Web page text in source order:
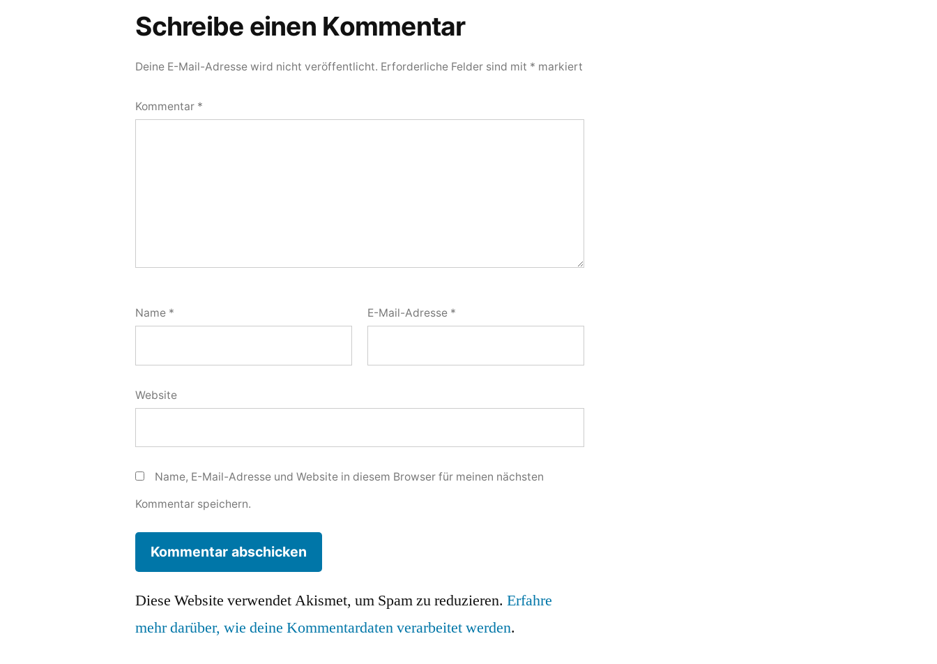
Schreibe einen Kommentar
Deine E-Mail-Adresse wird nicht veröffentlicht. Erforderliche Felder sind mit * markiert
Kommentar *
Name * E-Mail-Adresse *
Website
Name, E-Mail-Adresse und Website in diesem Browser für meinen nächsten
Kommentar speichern.
Diese Website verwendet Akismet, um Spam zu reduzieren.Erfahre
mehr darüber, wie deine Kommentardaten verarbeitet werden.